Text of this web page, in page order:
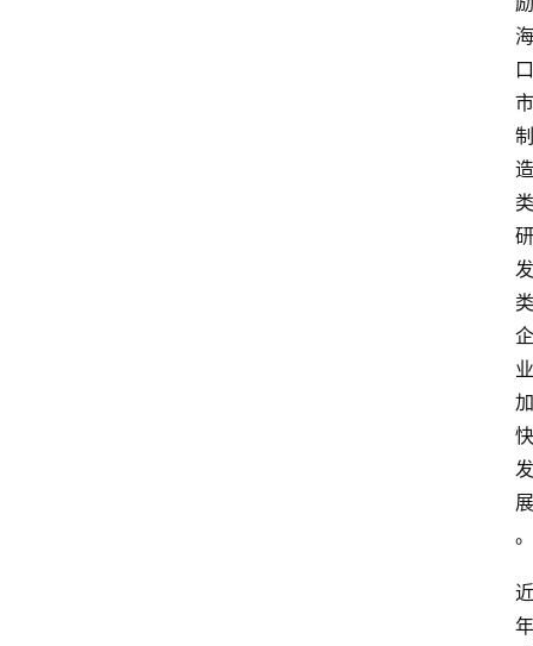
海
口
市
制
造
类
研
发
类
企
业
加
快
发
展
。
近
年